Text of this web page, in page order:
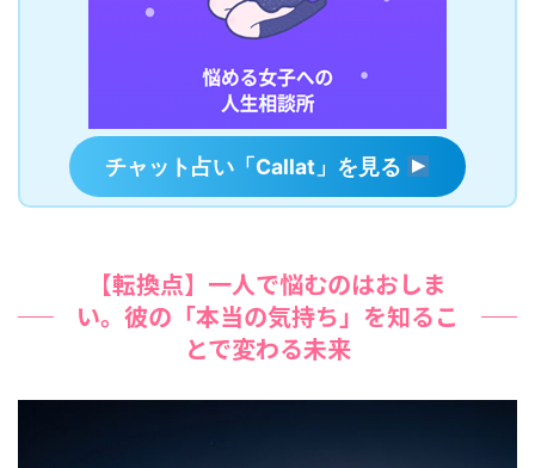
チャット占い「Callat」を見る
【転換点】一人で悩むのはおしま
い。彼の「本当の気持ち」を知るこ
とで変わる未来